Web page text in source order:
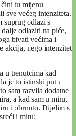
tu mijenu
sve većeg intenziteta.
suprug odlazi s
odlaziti na piće,
bivati većima i
akcija, nego intenzitet
u trenutcima kad
je to istinski put u
sam razvila dodatne
a kad sam u miru,
i obrnuto. Dijelim s
i miru: